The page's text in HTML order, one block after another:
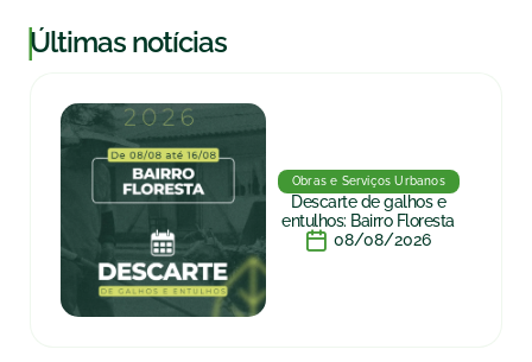
|Últimas notícias
Obras e Serviços Urbanos
Descarte de galhos e
entulhos: Bairro Floresta
08/08/2026